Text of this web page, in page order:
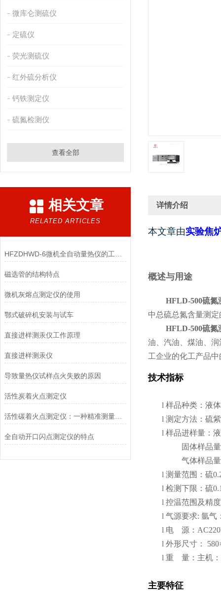
微库仑测硫仪
定硫仪
荧光测硫仪
红外硫分析仪
钙铁测定仪
硫氮检测仪
查看全部
相关文章
RELATED ARTICLES
磁选管的结构特点
微机灰熔点测定仪的使用
鄂式破碎机安装与试车
直接进样测汞仪工作原理
直接进样测汞仪
导致量热仪试样点火失败的原因
活性炭着火点测定仪
活性碳着火点测定仪：一种精准测量的科学工具
全自动开口闪点测定仪的特点
详情介绍
本文章由实验焦
概述与用途
HFLD-500硫氮
中总硫总氮含量测
HFLD-500硫氮
油、汽油、煤油、
工企业的化工产品
技术指标
l 样品种类：液
l 测定方法：硫
l 样品进样量：
固体样品
气体样品
l 测量范围：硫
l 检测下限：硫
l 控温范围及精
l 气源要求: 氩气
l 电 源：
l 外形尺寸：
l 重 量：主机
主要特征